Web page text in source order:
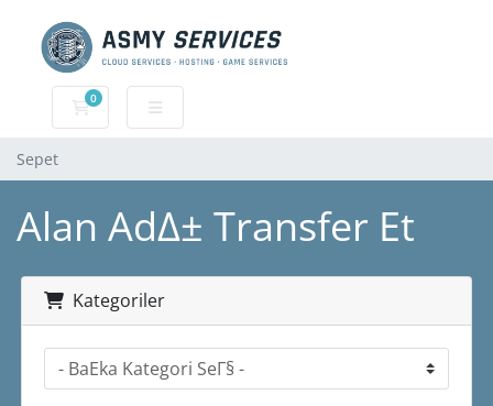
0
Sepet
Sepet
Alan AdΔ± Transfer Et
Kategoriler